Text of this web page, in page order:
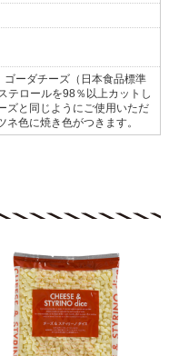
ーダチーズ（日本食品標準
テロールを98％以上カットし
ズと同じようにご使用いただ
色に焼き色がつきます。